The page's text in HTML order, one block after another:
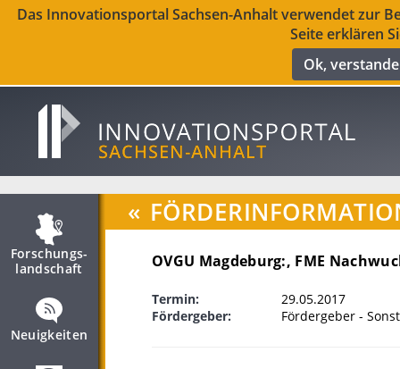
Das Innovationsportal Sachsen-Anhalt verwendet zur
Seite erklären
Ok,
Forschungs­
landschaft
Neuigkeiten
«
OVGU Magdeburg:, FME
Termin:
29.05.2017
Fördergeber:
Fördergeber -